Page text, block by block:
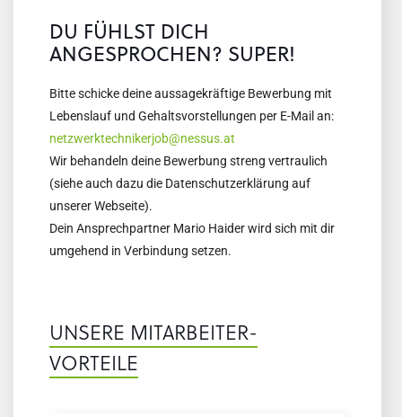
DU FÜHLST DICH
ANGESPROCHEN? SUPER!
Bitte schicke deine aussagekräftige Bewerbung mit
Lebenslauf und Gehaltsvorstellungen per E-Mail an:
netzwerktechnikerjob@nessus.at
Wir behandeln deine Bewerbung streng vertraulich
(siehe auch dazu die Datenschutzerklärung auf
unserer Webseite).
Dein Ansprechpartner Mario Haider wird sich mit dir
umgehend in Verbindung setzen.
UNSERE MITARBEITER-
VORTEILE